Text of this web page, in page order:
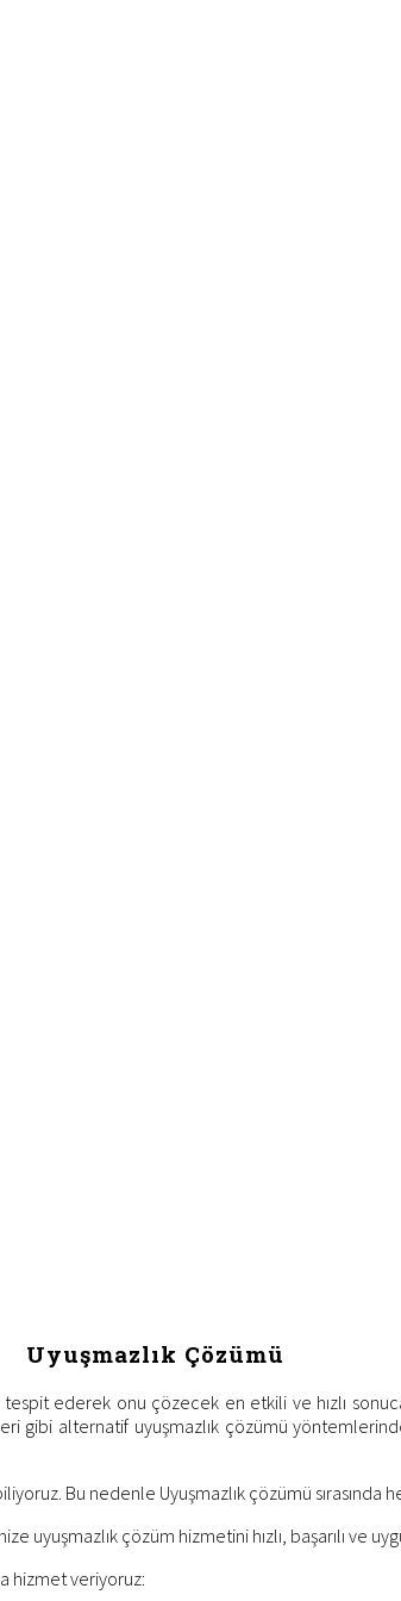
Uyuşmazlık Çözümü
ederek onu çözecek en etkili ve hızlı
gibi alternatif uyuşmazlık çözümü
Bu nedenle Uyuşmazlık çözümü
uyuşmazlık çözüm hizmetini hızlı, başarılı ve
hizmet veriyoruz: